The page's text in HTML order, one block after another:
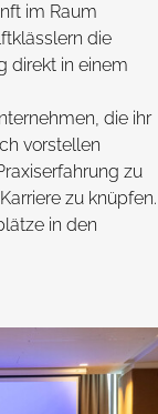
im Raum
die
direkt in einem
die ihr
vorstellen
zu
zu knüpfen.
in den